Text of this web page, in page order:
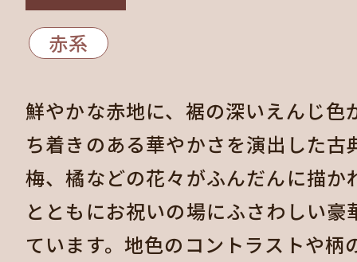
赤系
鮮やかな赤地に、裾の深いえんじ色
ち着きのある華やかさを演出した古
梅、橘などの花々がふんだんに描か
とともにお祝いの場にふさわしい豪
ています。地色のコントラストや柄